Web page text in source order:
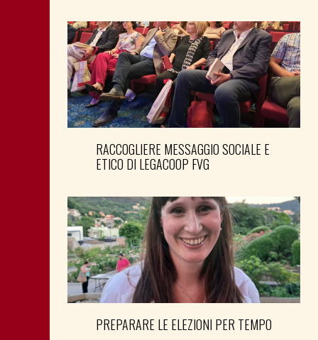
RACCOGLIERE MESSAGGIO SOCIALE E
ETICO DI LEGACOOP FVG
PREPARARE LE ELEZIONI PER TEMPO